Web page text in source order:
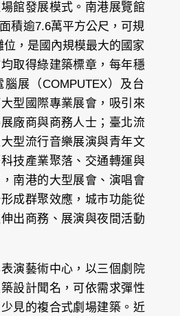
館發展模式。南港展覽館
積逾7.6萬平方公尺，可規
位，是國內規模最大的國家
取得綠建築標章，每年穩
展（COMPUTEX）及台
型國際專業展會，吸引來
廠商與商務人士；臺北流
型流行音樂展演與青年文
技產業聚落、交通轉運與
南港的大型展會、演唱會
成群聚效應，城市功能從
出商務、展演與夜間活動
演藝術中心，以三個劇院
設計聞名，可依需求彈性
見的複合式劇場建築。近